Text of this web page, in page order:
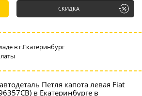
СКИДКА
в г.Екатеринбург
Петля капота левая Fiat
в Екатеринбурге в